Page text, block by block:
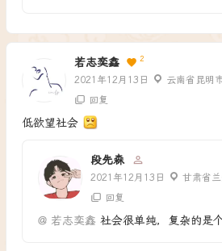
若志奕鑫 2
2021年12月13日 云南省昆明
回复
低欲望社会
段先森
2021年12月13日 甘肃省
回复
@ 若志奕鑫 社会很单纯，复杂的是